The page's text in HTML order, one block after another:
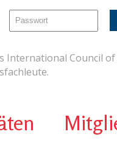
International Council